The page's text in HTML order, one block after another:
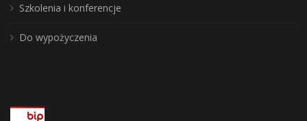
Szkolenia i konferencje
Do wypożyczenia